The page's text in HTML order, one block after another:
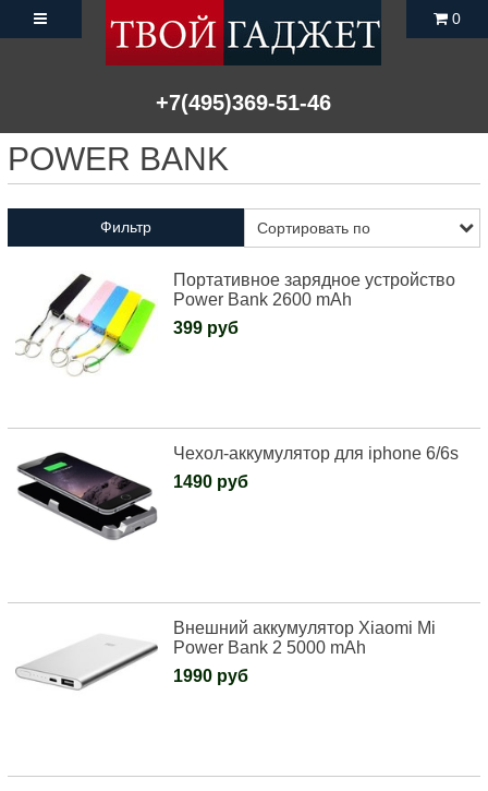
+7(495)369-51-46
0
POWER BANK
Фильтр
Портативное зарядное устройство
Power Bank 2600 mAh
399 руб
Чехол-аккумулятор для iphone 6/6s
1490 руб
Внешний аккумулятор Xiaomi Mi
Power Bank 2 5000 mAh
1990 руб